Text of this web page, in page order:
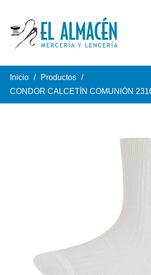
Inicio
Productos
CONDOR CALCETÍN COMUNIÓN